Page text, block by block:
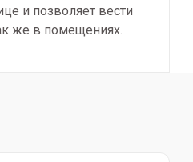
и позволяет вести
же в помещениях.